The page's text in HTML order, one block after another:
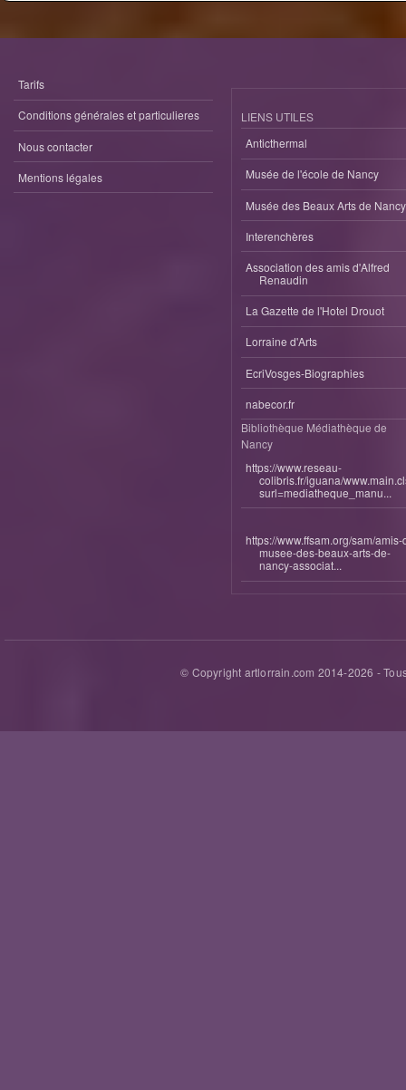
Tarifs
Conditions générales et particulieres
Nous contacter
Mentions légales
LIENS UTILES
Anticthermal
Musée de l'école de Nancy
Musée des Beaux Arts de Nancy
Interenchères
Association des amis d'Alfred
Renaudin
La Gazette de l'Hotel Drouot
Lorraine d'Arts
EcriVosges-Biographies
nabecor.fr
Bibliothèque Médiathèque de
Nancy
https://www.reseau-
colibris.fr/iguana/
surl=mediatheque_manu...
https://www.ffsam.org/sam/amis-
musee-des-beaux-arts-de-
nancy-associat...
© Copyright artlorrain.com 2014-2026 -